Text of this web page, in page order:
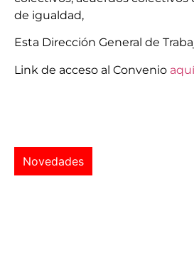
de igualdad,
Esta Dirección General de
Link de acceso al Convenio aquí
Novedades